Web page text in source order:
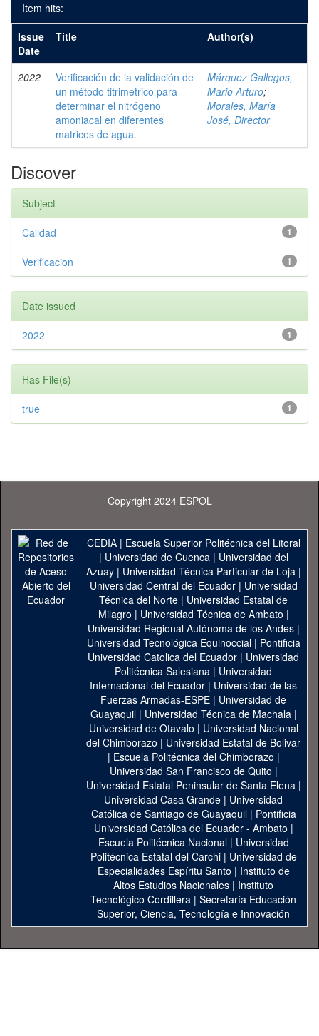
Item hits:
Issue
Date
Title Author(s)
2022
Verificación de la validación de
un método titrimetrico para
determinar el nitrógeno
amoniacal en diferentes
matrices de agua.
Márquez Gallegos,
Mario Arturo;
Morales, María
José, Director
Discover
Subject
1
Calidad
1
Verificacion
Date issued
1
2022
Has File(s)
1
true
Copyright 2024 ESPOL
CEDIA| Escuela Superior Politécnica del Litoral
| Universidad de Cuenca| Universidad del
Azuay| Universidad Técnica Particular de Loja|
Universidad Central del Ecuador| Universidad
Técnica del Norte | Universidad Estatal de
Milagro | Universidad Técnica de Ambato |
Universidad Regional Autónoma de los Andes|
Universidad Tecnológica Equinoccial| Pontificia
Universidad Catolica del Ecuador | Universidad
Politécnica Salesiana | Universidad
Internacional del Ecuador | Universidad de las
Fuerzas Armadas-ESPE | Universidad de
Guayaquil| Universidad Técnica de Machala|
Universidad de Otavalo | Universidad Nacional
del Chimborazo | Universidad Estatal de Bolivar
| Escuela Politécnica del Chimborazo |
Universidad San Francisco de Quito |
Universidad Estatal Peninsular de Santa Elena|
Universidad Casa Grande | Universidad
Católica de Santiago de Guayaquil| Pontificia
Universidad Católica del Ecuador - Ambato |
Escuela Politécnica Nacional| Universidad
Politécnica Estatal del Carchi| Universidad de
Especialidades Espíritu Santo | Instituto de
Altos Estudios Nacionales | Instituto
Tecnológico Cordillera | Secretaría Educación
Superior, Ciencia, Tecnología e Innovación